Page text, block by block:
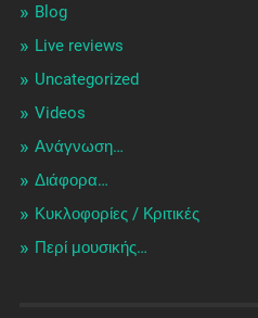
Blog
Live reviews
Uncategorized
Videos
Ανάγνωση…
Διάφορα…
Κυκλοφορίες / Kριτικές
Περί μουσικής…